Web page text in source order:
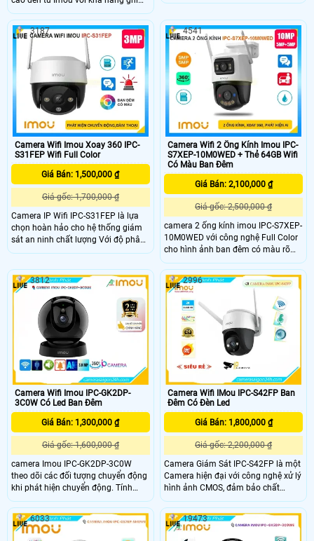
hình siêu nét 3K trang bị 1 ống kính
xoay và 1 ống kính cố định. Ngoài
ra camera còn đem đến khả năng
phát hiện phân biệt người phương
tiện một cách chính xác, bên cạnh
đó là tầm nhìn ban đêm có màu sắc
chân thực.
phù hợp cho những trường hợp sử
dụng ngoài trời. Hình ảnh quan sát
ban đêm rõ nét với khoảng cách
nhìn xa lên đến 30m, giúp bạn có
những hình ảnh sáng đẹp và chi tiết
Camera Wifi Imou Xoay 360 IPC-
S31FEP Wifi Full Color
Giá Bán: 1,500,000 ₫
Giá gốc: 1,700,000 ₫
Camera IP Wifi IPC-S31FEP là lựa
chọn hoàn hảo cho hệ thống giám
sát an ninh chất lượng Với độ phân
giải lên đến 3.0 megapixel, IPC-
Khả năng xem được ban đêm Full
Color trong khoảng cách 30m giúp
quan sát hiệu quả ngay cả khi ánh
sáng yếu và có chức năng Báo Động
Chuyển Động rất lý tưởng cho việc
lắp đặt giám sát trong gia đình, căn
hộ hoặc công trình khác
3187
Camera Wifi 2 Ống Kính Imou IPC-
S7XEP-10M0WED + Thẻ 64GB Wifi
Có Màu Ban Đêm
Giá Bán: 2,100,000 ₫
Giá gốc: 2,500,000 ₫
camera 2 ống kính imou IPC-S7XEP-
10M0WED với công nghệ Full Color
cho hình ảnh ban đêm có màu rõ
nét, Camera này độ phân giải 5.0MP
thiết kế IP Wifi trang bị giám sát ban
đêm thông minh 2 mắt tinh tế tích
hợp micro và loa cao cấp, chống
xâm nhập khu vực, phân biệt người.
4541
Camera Wifi Imou IPC-GK2DP-
3C0W Có Led Ban Đêm
Giá Bán: 1,300,000 ₫
Giá gốc: 1,600,000 ₫
camera Imou IPC-GK2DP-3C0W
theo dõi các đối tượng chuyển động
khi phát hiện chuyển động. Tính
năng đàm thoại 2 chiều thông qua
việc kết nối mic và loa tích hợp, cho
phép giao tiếp trực tiếp với người
đang được giám sát.
3812
Camera Wifi IMou IPC-S42FP Ban
Đêm Có Đèn Led
Giá Bán: 1,800,000 ₫
Giá gốc: 2,200,000 ₫
Camera Giám Sát IPC-S42FP là một
Camera hiện đại với công nghệ xử lý
hình ảnh CMOS, đảm bảo chất
lượng hình ảnh chân thực. Với công
nghệ thiếu sáng Full Color, camera
có khả năng quan sát trong điều
kiện thiếu sáng màu sắc rõ ràng. Độ
2996
6033 19473